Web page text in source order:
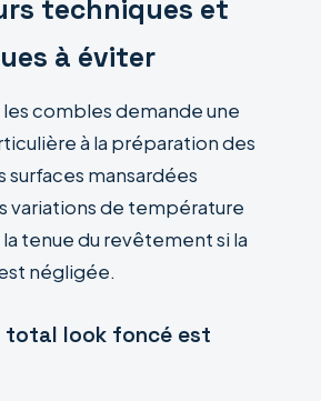
techniques et
à éviter
les combles demande une
à la préparation des
surfaces mansardées
variations de température
tenue du revêtement si la
négligée.
total look foncé est